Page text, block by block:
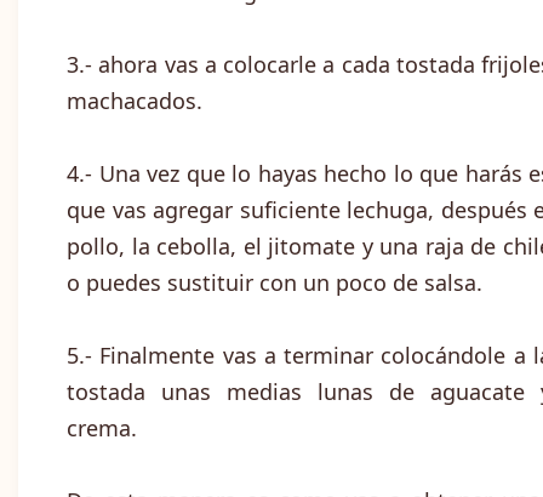
3.- ahora vas a colocarle a cada tostada
machacados.
4.- Una vez que lo hayas hecho lo que harás
que vas agregar suficiente lechuga, después
pollo, la cebolla, el jitomate y una raja de
o puedes sustituir con un poco de salsa.
5.- Finalmente vas a terminar colocándole a
tostada unas medias lunas de aguacate
crema.